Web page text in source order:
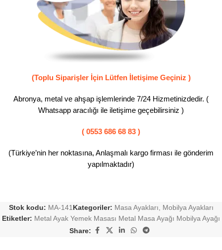
(Toplu Siparişler İçin Lütfen İletişime Geçiniz )
Abronya, metal ve ahşap işlemlerinde 7/24 Hizmetinizdedir. (
Whatsapp aracılığı ile iletişime geçebilirsiniz )
( 0553 686 68 83 )
(Türkiye’nin her noktasına, Anlaşmalı kargo firması ile gönderim
yapılmaktadır)
Stok kodu: MA-141Kategoriler: Masa Ayakları, Mobilya Ayakları
Etiketler: Metal Ayak Yemek Masası Metal Masa Ayağı Mobilya Ayağı
Share: